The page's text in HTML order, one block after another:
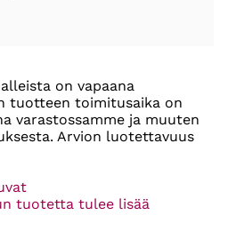
on vapaana
tuotteen toimitusaika on
varastossamme ja muuten
Arvion luotettavuus
tuotetta tulee lisää